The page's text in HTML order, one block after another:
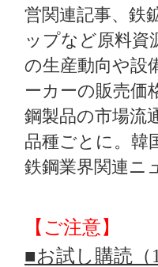
営関連記事、鉄
ップなど原料資
の生産動向や設
ーカーの販売価
鋼製品の市場流
品種ごとに。韓
鉄鋼業界関連ニ
【ご注意】
■お試し購読（